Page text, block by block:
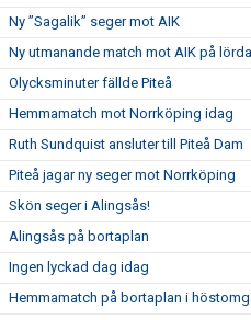
Ny ”Sagalik” seger mot AIK
Ny utmanande match mot AIK på
Olycksminuter fällde Piteå
Hemmamatch mot Norrköping idag
Ruth Sundquist ansluter till Piteå Dam
Piteå jagar ny seger mot Norrköping
Skön seger i Alingsås!
Alingsås på bortaplan
Ingen lyckad dag idag
Hemmamatch på bortaplan i